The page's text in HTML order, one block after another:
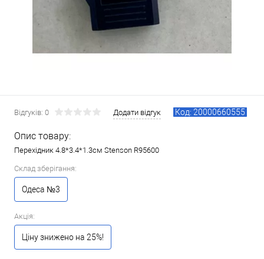
Відгуків: 0 Додати відгук Код: 20000660555
Опис товару:
Перехідник 4.8*3.4*1.3см Stenson R95600
Склад зберігання:
Одеса №3
Акція:
Ціну знижено на 25%!